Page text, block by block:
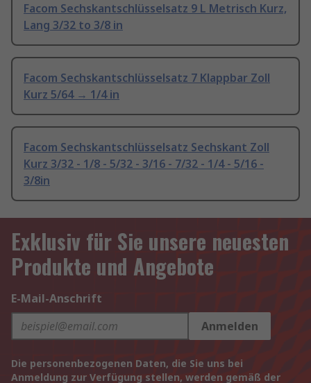
Facom Sechskantschlüsselsatz 9 L Metrisch Kurz,
Lang 3/32 to 3/8 in
Facom Sechskantschlüsselsatz 7 Klappbar Zoll
Kurz 5/64 → 1/4 in
Facom Sechskantschlüsselsatz Sechskant Zoll
Kurz 3/32 - 1/8 - 5/32 - 3/16 - 7/32 - 1/4 - 5/16 -
3/8in
Exklusiv für Sie unsere neuesten
Produkte und Angebote
E-Mail-Anschrift
Anmelden
Die personenbezogenen Daten, die Sie uns bei
Anmeldung zur Verfügung stellen, werden gemäß der